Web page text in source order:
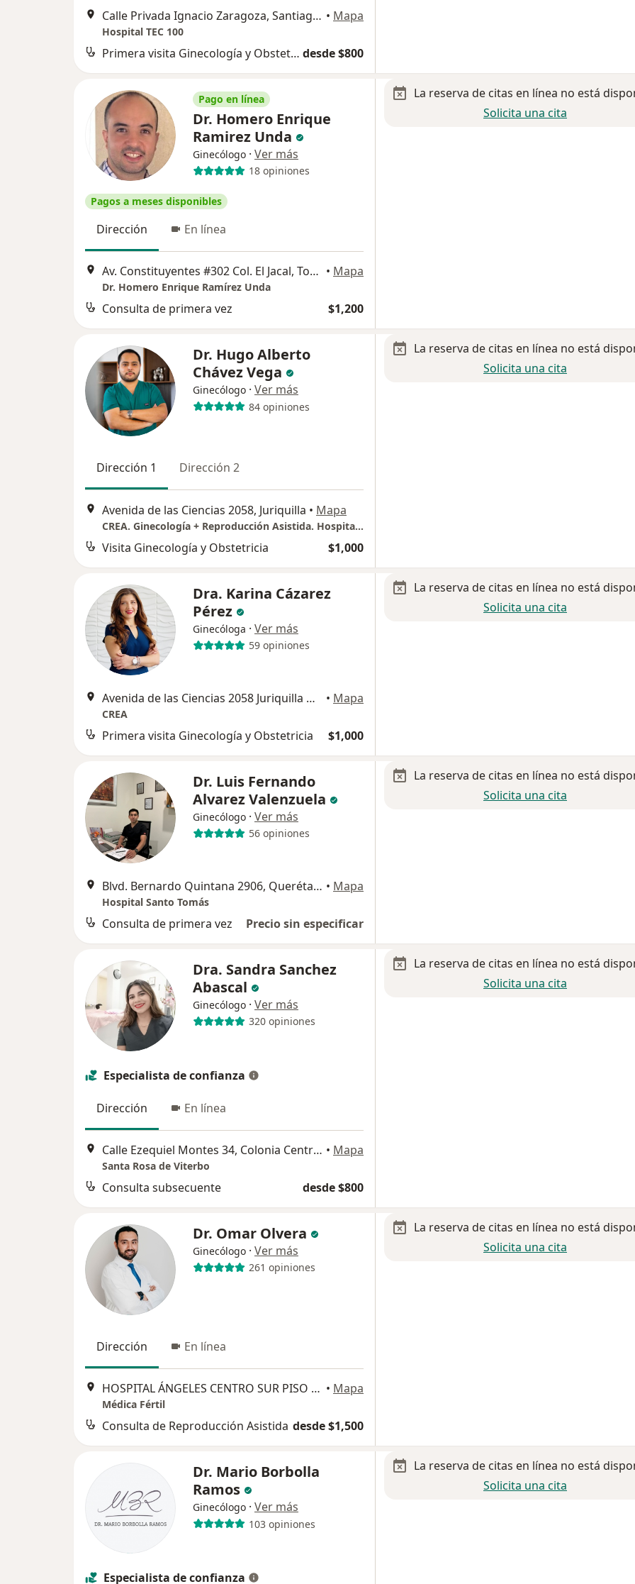
Calle Privada Ignacio Zaragoza, Santiago de Querétaro • Mapa
Hospital TEC 100
Primera visita Ginecología y Obstetricia desde $800
Pago en línea
Dr. Homero Enrique
Ramirez Unda
Ginecólogo · Ver más
18 opiniones
Pagos a meses disponibles
Dirección En línea
Av. Constituyentes #302 Col. El Jacal, Torre 3 Consultorio 418, Hospital San José, Querétaro • Mapa
Dr. Homero Enrique Ramírez Unda
Consulta de primera vez $1,200
La reserva de citas en línea no está
Solicita una cita
Dr. Hugo Alberto
Chávez Vega
Ginecólogo · Ver más
84 opiniones
Dirección 1 Dirección 2
Avenida de las Ciencias 2058, Juriquilla • Mapa
CREA. Ginecología + Reproducción Asistida. Hospital Moscati
Visita Ginecología y Obstetricia $1,000
La reserva de citas en línea no está
Solicita una cita
Dra. Karina Cázarez
Pérez
Ginecóloga · Ver más
59 opiniones
Avenida de las Ciencias 2058 Juriquilla Queretaro Mexico, Santiago de Querétaro • Mapa
CREA
Primera visita Ginecología y Obstetricia $1,000
La reserva de citas en línea no está
Solicita una cita
Dr. Luis Fernando
Alvarez Valenzuela
Ginecólogo · Ver más
56 opiniones
Blvd. Bernardo Quintana 2906, Querétaro • Mapa
Hospital Santo Tomás
Consulta de primera vez Precio sin especificar
La reserva de citas en línea no está
Solicita una cita
Dra. Sandra Sanchez
Abascal
Ginecólogo · Ver más
320 opiniones
Especialista de confianza
Dirección En línea
Calle Ezequiel Montes 34, Colonia Centro ., Santiago de Querétaro • Mapa
Santa Rosa de Viterbo
Consulta subsecuente desde $800
La reserva de citas en línea no está
Solicita una cita
Dr. Omar Olvera
Ginecólogo · Ver más
261 opiniones
Dirección En línea
HOSPITAL ÁNGELES CENTRO SUR PISO 18 Boulevard Bernardo Quintana Arrioja #9670, Centro Sur., Querétaro • Mapa
Médica Fértil
Consulta de Reproducción Asistida desde $1,500
La reserva de citas en línea no está
Solicita una cita
Dr. Mario Borbolla
Ramos
Ginecólogo · Ver más
103 opiniones
Especialista de confianza
La reserva de citas en línea no está
Solicita una cita